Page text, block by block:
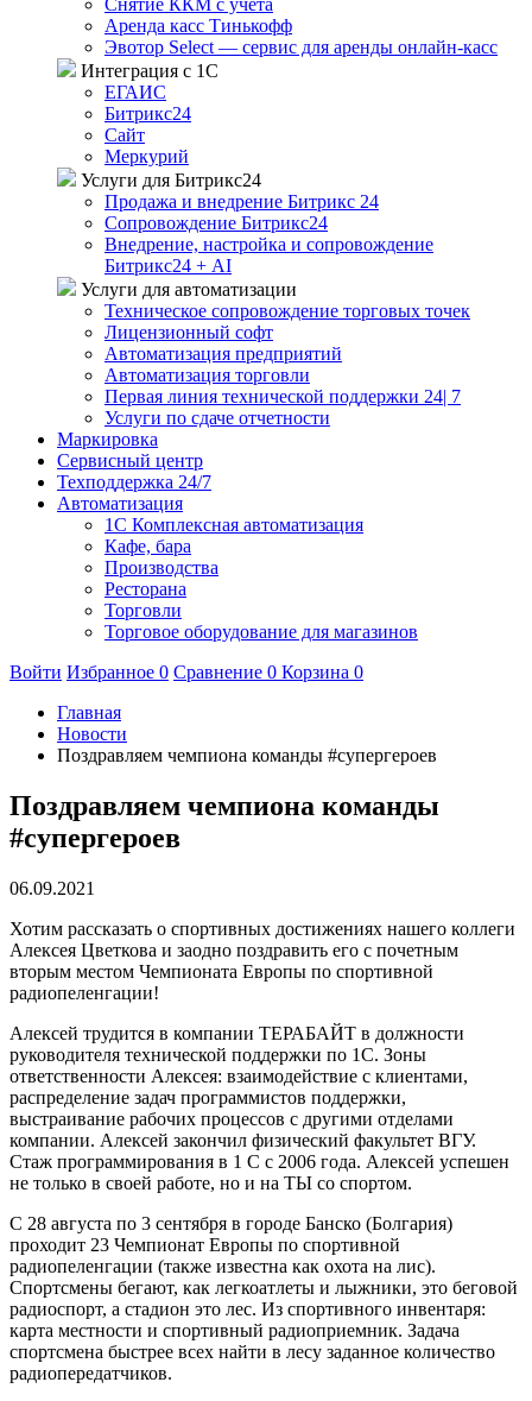
Снятие ККМ с учёта
Аренда касс Тинькофф
Эвотор Select — сервис для аренды онлайн-касс
Интеграция с 1С
ЕГАИС
Битрикс24
Сайт
Меркурий
Услуги для Битрикс24
Продажа и внедрение Битрикс 24
Сопровождение Битрикс24
Внедрение, настройка и сопровождение
Битрикс24 + AI
Услуги для автоматизации
Техническое сопровождение торговых точек
Лицензионный софт
Автоматизация предприятий
Автоматизация торговли
Первая линия технической поддержки 24| 7
Услуги по сдаче отчетности
Маркировка
Сервисный центр
Техподдержка 24/7
Автоматизация
1C Комплексная автоматизация
Кафе, бара
Производства
Ресторана
Торговли
Торговое оборудование для магазинов
Войти Избранное 0 Сравнение 0 Корзина 0
Главная
Новости
Поздравляем чемпиона команды #супергероев
Поздравляем чемпиона команды
#супергероев
06.09.2021
Хотим рассказать о спортивных достижениях нашего коллеги
Алексея Цветкова и заодно поздравить его с почетным
вторым местом Чемпионата Европы по спортивной
радиопеленгации!
Алексей трудится в компании ТЕРАБАЙТ в должности
руководителя технической поддержки по 1С. Зоны
ответственности Алексея: взаимодействие с клиентами,
распределение задач программистов поддержки,
выстраивание рабочих процессов с другими отделами
компании. Алексей закончил физический факультет ВГУ.
Стаж программирования в 1 С с 2006 года. Алексей успешен
не только в своей работе, но и на ТЫ со спортом.
С 28 августа по 3 сентября в городе Банско (Болгария)
проходит 23 Чемпионат Европы по спортивной
радиопеленгации (также известна как охота на лис).
Спортсмены бегают, как легкоатлеты и лыжники, это беговой
радиоспорт, а стадион это лес. Из спортивного инвентаря:
карта местности и спортивный радиоприемник. Задача
спортсмена быстрее всех найти в лесу заданное количество
радиопередатчиков.